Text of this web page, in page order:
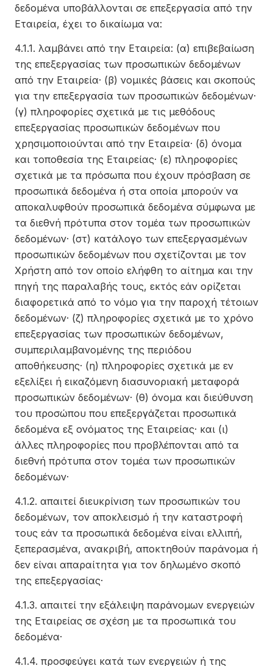
δεδομένα υποβάλλονται σε επεξεργασία από την
Εταιρεία, έχει το δικαίωμα να:
4.1.1. λαμβάνει από την Εταιρεία: (α) επιβεβαίωση
της επεξεργασίας των προσωπικών δεδομένων
από την Εταιρεία· (β) νομικές βάσεις και σκοπούς
για την επεξεργασία των προσωπικών δεδομένων·
(γ) πληροφορίες σχετικά με τις μεθόδους
επεξεργασίας προσωπικών δεδομένων που
χρησιμοποιούνται από την Εταιρεία· (δ) όνομα
και τοποθεσία της Εταιρείας· (ε) πληροφορίες
σχετικά με τα πρόσωπα που έχουν πρόσβαση σε
προσωπικά δεδομένα ή στα οποία μπορούν να
αποκαλυφθούν προσωπικά δεδομένα σύμφωνα με
τα διεθνή πρότυπα στον τομέα των προσωπικών
δεδομένων· (στ) κατάλογο των επεξεργασμένων
προσωπικών δεδομένων που σχετίζονται με τον
Χρήστη από τον οποίο ελήφθη το αίτημα και την
πηγή της παραλαβής τους, εκτός εάν ορίζεται
διαφορετικά από το νόμο για την παροχή τέτοιων
δεδομένων· (ζ) πληροφορίες σχετικά με το χρόνο
επεξεργασίας των προσωπικών δεδομένων,
συμπεριλαμβανομένης της περιόδου
αποθήκευσης· (η) πληροφορίες σχετικά με εν
εξελίξει ή εικαζόμενη διασυνοριακή μεταφορά
προσωπικών δεδομένων· (θ) όνομα και διεύθυνση
του προσώπου που επεξεργάζεται προσωπικά
δεδομένα εξ ονόματος της Εταιρείας· και (ι)
άλλες πληροφορίες που προβλέπονται από τα
διεθνή πρότυπα στον τομέα των προσωπικών
δεδομένων·
4.1.2. απαιτεί διευκρίνιση των προσωπικών του
δεδομένων, τον αποκλεισμό ή την καταστροφή
τους εάν τα προσωπικά δεδομένα είναι ελλιπή,
ξεπερασμένα, ανακριβή, αποκτηθούν παράνομα ή
δεν είναι απαραίτητα για τον δηλωμένο σκοπό
της επεξεργασίας·
4.1.3. απαιτεί την εξάλειψη παράνομων ενεργειών
της Εταιρείας σε σχέση με τα προσωπικά του
δεδομένα·
4.1.4. προσφεύγει κατά των ενεργειών ή της